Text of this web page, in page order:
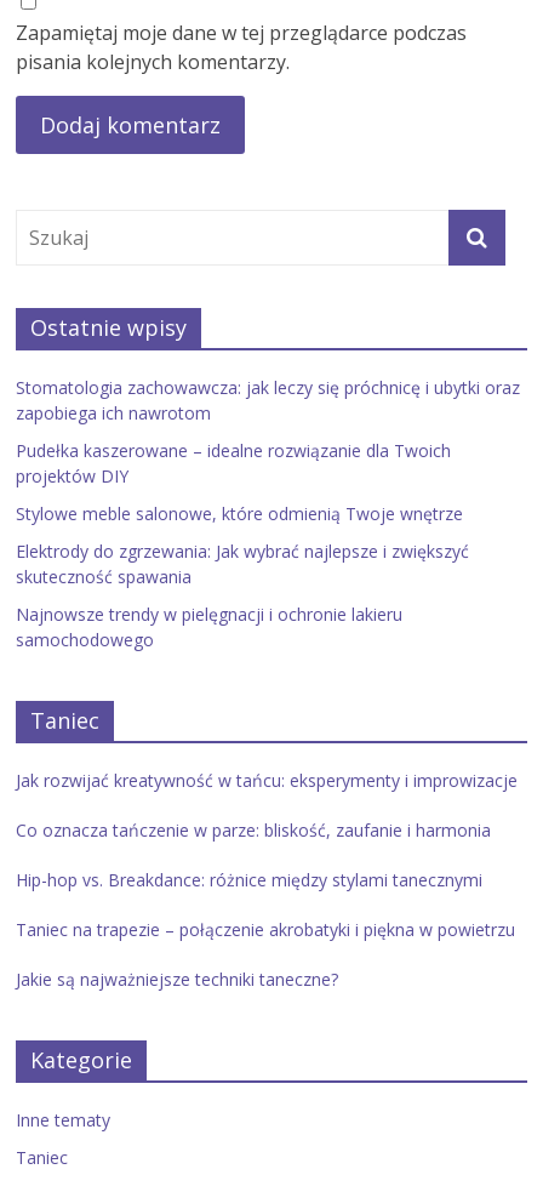
Zapamiętaj moje dane w tej przeglądarce podczas
pisania kolejnych komentarzy.
Ostatnie wpisy
Stomatologia zachowawcza: jak leczy się próchnicę i ubytki oraz
zapobiega ich nawrotom
Pudełka kaszerowane – idealne rozwiązanie dla Twoich
projektów DIY
Stylowe meble salonowe, które odmienią Twoje wnętrze
Elektrody do zgrzewania: Jak wybrać najlepsze i zwiększyć
skuteczność spawania
Najnowsze trendy w pielęgnacji i ochronie lakieru
samochodowego
Taniec
Jak rozwijać kreatywność w tańcu: eksperymenty i improwizacje
Co oznacza tańczenie w parze: bliskość, zaufanie i harmonia
Hip-hop vs. Breakdance: różnice między stylami tanecznymi
Taniec na trapezie – połączenie akrobatyki i piękna w powietrzu
Jakie są najważniejsze techniki taneczne?
Kategorie
Inne tematy
Taniec